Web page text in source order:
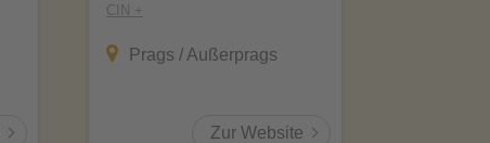
CIN +
Prags / Außerprags
Zur Website